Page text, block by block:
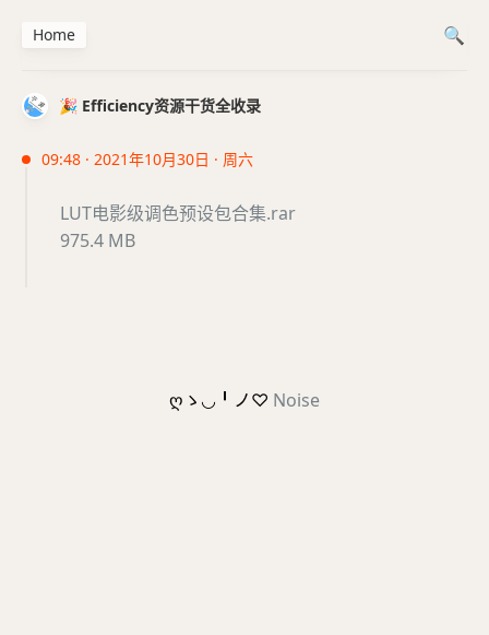
🎉 Efficiency资源干货全收录
09:48 · 2021年10月30日 · 周六
LUT电影级调色预设包合集.rar
975.4 MB
Home
ღゝ◡╹ノ♡ Noise